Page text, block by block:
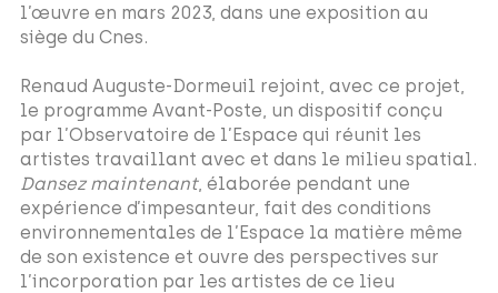
l’œuvre en mars 2023, dans une exposition au
siège du Cnes.
Renaud Auguste-Dormeuil rejoint, avec ce projet,
le programme Avant-Poste, un dispositif conçu
par l’Observatoire de l’Espace qui réunit les
artistes travaillant avec et dans le milieu spatial.
Dansez maintenant, élaborée pendant une
expérience d’impesanteur, fait des conditions
environnementales de l’Espace la matière même
de son existence et ouvre des perspectives sur
l’incorporation par les artistes de ce lieu